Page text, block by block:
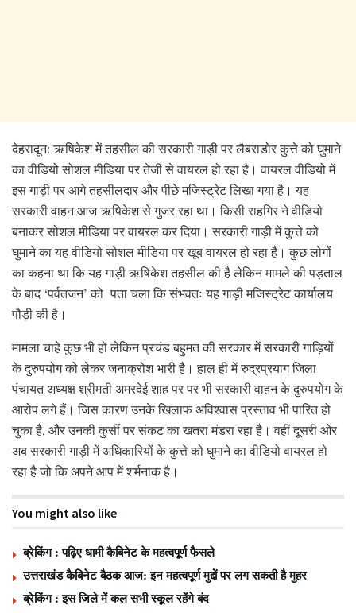
देहरादून: ऋषिकेश में तहसील की सरकारी गाड़ी पर लैबराडोर कुत्ते को घुमाने
का वीडियो सोशल मीडिया पर तेजी से वायरल हो रहा है। वायरल वीडियो में
इस गाड़ी पर आगे तहसीलदार और पीछे मजिस्ट्रेट लिखा गया है। यह
सरकारी वाहन आज ऋषिकेश से गुजर रहा था। किसी राहगिर ने वीडियो
बनाकर सोशल मीडिया पर वायरल कर दिया। सरकारी गाड़ी में कुत्ते को
घुमाने का यह वीडियो सोशल मीडिया पर खूब वायरल हो रहा है। कुछ लोगों
का कहना था कि यह गाड़ी ऋषिकेश तहसील की है लेकिन मामले की पड़ताल
के बाद ‘पर्वतजन’ को पता चला कि संभवतः यह गाड़ी मजिस्ट्रेट कार्यालय
पौड़ी की है।
मामला चाहे कुछ भी हो लेकिन प्रचंड बहुमत की सरकार में सरकारी गाड़ियों
के दुरुपयोग को लेकर जनाक्रोश भारी है। हाल ही में रुद्रप्रयाग जिला
पंचायत अध्यक्ष श्रीमती अमरदेई शाह पर पर भी सरकारी वाहन के दुरुपयोग के
आरोप लगे हैं। जिस कारण उनके खिलाफ अविश्वास प्रस्ताव भी पारित हो
चुका है, और उनकी कुर्सी पर संकट का खतरा मंडरा रहा है। वहीं दूसरी ओर
अब सरकारी गाड़ी में अधिकारियों के कुत्ते को घुमाने का वीडियो वायरल हो
रहा है जो कि अपने आप में शर्मनाक है।
You might also like
ब्रेकिंग : पढ़िए धामी कैबिनेट के महत्वपूर्ण फैसले
उत्तराखंड कैबिनेट बैठक आज: इन महत्वपूर्ण मुद्दों पर लग सकती है मुहर
ब्रेकिंग : इस जिले में कल सभी स्कूल रहेंगे बंद